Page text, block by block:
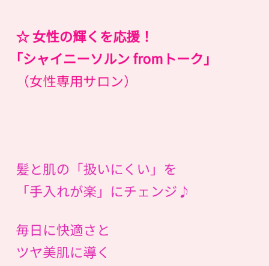
☆ 女性の輝くを応援！
｢シャイニーソルン fromトーク｣
（女性専用サロン）
髪と肌の「扱いにくい」を
「手入れが楽」にチェンジ♪
毎日に快適さと
ツヤ美肌に導く